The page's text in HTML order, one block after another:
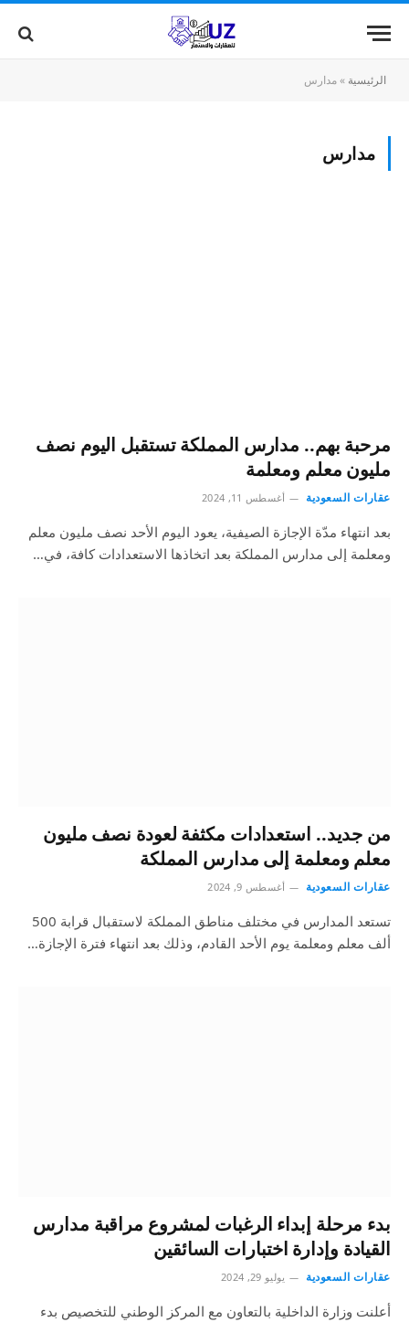
الرئيسية »مدارس
مدارس
مرحبة بهم.. مدارس المملكة تستقبل اليوم نصف
مليون معلم ومعلمة
عقارات السعودية أغسطس 11, 2024
بعد انتهاء مدّة الإجازة الصيفية، يعود اليوم الأحد نصف مليون معلم
ومعلمة إلى مدارس المملكة بعد اتخاذها الاستعدادات كافة، في…
من جديد.. استعدادات مكثفة لعودة نصف مليون
معلم ومعلمة إلى مدارس المملكة
عقارات السعودية أغسطس 9, 2024
تستعد المدارس في مختلف مناطق المملكة لاستقبال قرابة 500
ألف معلم ومعلمة يوم الأحد القادم، وذلك بعد انتهاء فترة الإجازة…
بدء مرحلة إبداء الرغبات لمشروع مراقبة مدارس
القيادة وإدارة اختبارات السائقين
عقارات السعودية يوليو 29, 2024
أعلنت وزارة الداخلية بالتعاون مع المركز الوطني للتخصيص بدء